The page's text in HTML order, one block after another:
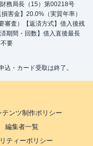
務局長（15）第00218号
害金】20.0%（実質年率）
審査）【返済方式】借入後残
期間・回数】借入直後最長
要
・カード受取は終了。
テンツ制作ポリシー
編集者一覧
ティーポリシー